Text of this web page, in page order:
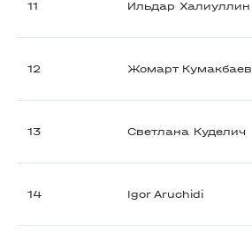
11 Ильдар Халиуллин
12 Жомарт Кумакбаев
13 Светлана Куделич
14 Igor Aruchidi